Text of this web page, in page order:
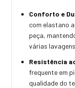
Conforto e
com elastano
peça,
várias
Resistência
frequente em
qualidade do